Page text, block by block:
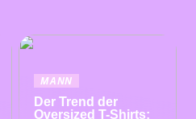
MANN
Der Trend der
Oversized T-Shirts: